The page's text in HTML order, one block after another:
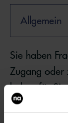
Allgemein
Sie haben
Zugang oder
haben für
Antworten